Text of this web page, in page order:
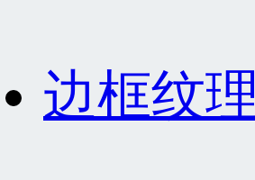
边框纹理